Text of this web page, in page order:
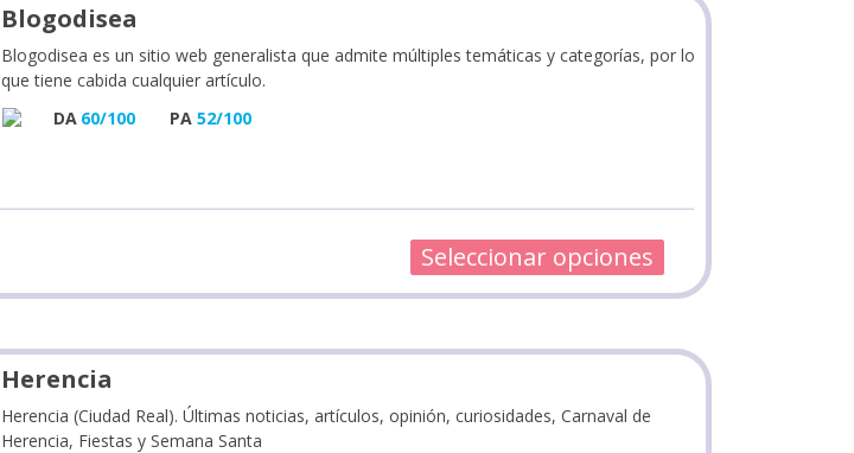
Blogodisea
Blogodisea es un sitio web generalista que admite múltiples temáticas y categorías, por lo
que tiene cabida cualquier artículo.
DA 60/100 PA 52/100
Seleccionar opciones
Herencia
Herencia (Ciudad Real). Últimas noticias, artículos, opinión, curiosidades, Carnaval de
Herencia, Fiestas y Semana Santa